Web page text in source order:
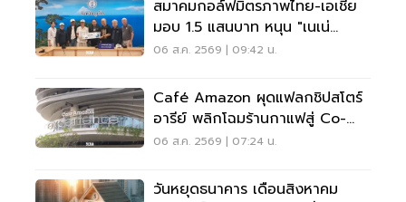
สมาคมกอล์ฟมิตรภาพไทย-เอเชีย
มอบ 1.5 แสนบาท หนุน "เนเน่
รอยัล" ลุยเวทีที่สหรัฐ
06 ส.ค. 2569 | 09:42 น.
Café Amazon ผุดแฟลกชิปสโตร์
อารีย์ พลิกโฉมร้านกาแฟสู่ Co-
Working Space ครบวงจร
06 ส.ค. 2569 | 07:24 น.
วันหยุดธนาคาร เดือนสิงหาคม